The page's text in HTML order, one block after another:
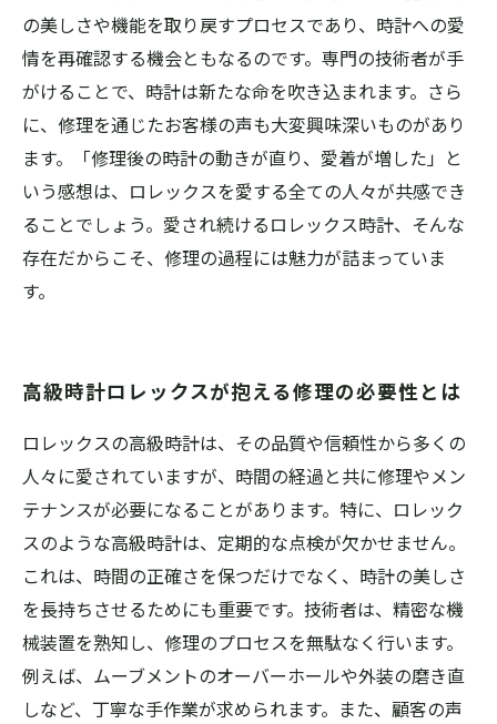
の美しさや機能を取り戻すプロセスであり、時計への愛
情を再確認する機会ともなるのです。専門の技術者が手
がけることで、時計は新たな命を吹き込まれます。さら
に、修理を通じたお客様の声も大変興味深いものがあり
ます。「修理後の時計の動きが直り、愛着が増した」と
いう感想は、ロレックスを愛する全ての人々が共感でき
ることでしょう。愛され続けるロレックス時計、そんな
存在だからこそ、修理の過程には魅力が詰まっていま
す。
高級時計ロレックスが抱える修理の必要性とは
ロレックスの高級時計は、その品質や信頼性から多くの
人々に愛されていますが、時間の経過と共に修理やメン
テナンスが必要になることがあります。特に、ロレック
スのような高級時計は、定期的な点検が欠かせません。
これは、時間の正確さを保つだけでなく、時計の美しさ
を長持ちさせるためにも重要です。技術者は、精密な機
械装置を熟知し、修理のプロセスを無駄なく行います。
例えば、ムーブメントのオーバーホールや外装の磨き直
しなど、丁寧な手作業が求められます。また、顧客の声